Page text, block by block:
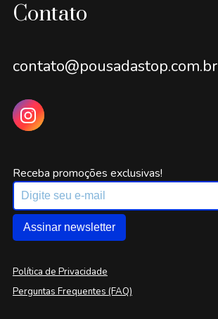
Contato
contato@pousadastop.com.br
Receba promoções exclusivas!
Assinar newsletter
Política de Privacidade
Perguntas Frequentes (FAQ)